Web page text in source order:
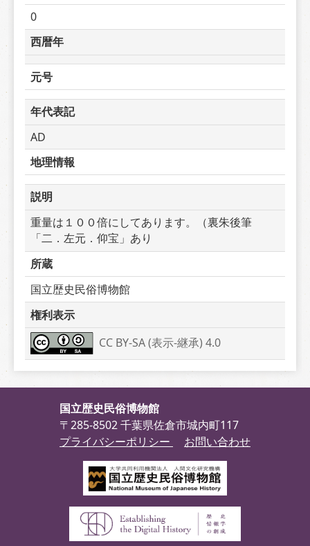
0
西暦年
元号
年代表記
AD
地理情報
説明
重量は１００倍にしてあります。（裏朱後筆
「二．左元．仰宝」あり
所蔵
国立歴史民俗博物館
権利表示
CC BY-SA (表示-継承) 4.0
国立歴史民俗博物館
〒285-8502 千葉県佐倉市城内町117
プライバシーポリシー
お問い合わせ